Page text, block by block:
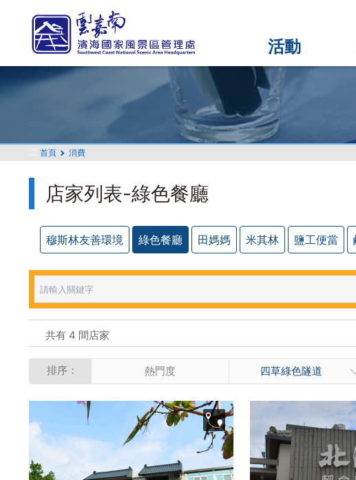
活動
::: 首頁 消費
店家列表-綠色餐廳
穆斯林友善環境 綠色餐廳 田媽媽 米其林 鹽工便當
共有 4 間店家
排序： 熱門度 四草綠色隧道